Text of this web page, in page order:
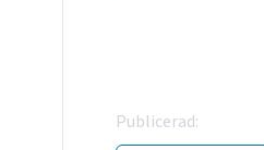
Publicerad: